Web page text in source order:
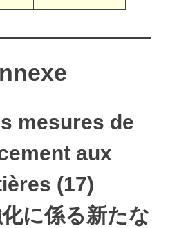
mesures de
aux
(17)
に係る新たな